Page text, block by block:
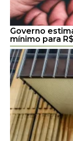
Governo
mínimo para